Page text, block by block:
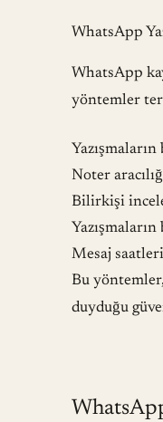
WhatsApp
WhatsApp
yöntemler
Noter
Bilirkişi
Mesaj
Bu
duyduğu